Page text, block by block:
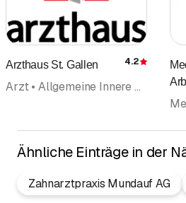
Arzthaus St. Gallen 4.2
Arzt • Allgemeine Innere Medizin • Notfalldienste • Frauenarzt • Frauenkrankheiten und Geburtshilfe (Gynäkologie und Geburtshilfe) • Hautarzt • Haut- und Geschlechtskrankheiten (Dermatologie und Venerologie) • Orthopädie • Orthopädische Chirurgie • Akupunktur TCM • Ärzte
Ähnliche Einträge in der
Zahnarztpraxis Mundauf AG